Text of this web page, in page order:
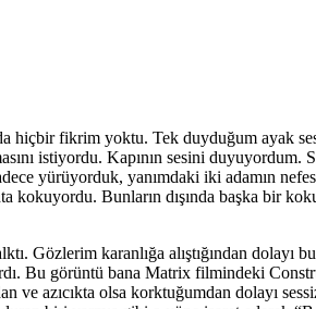
hiçbir fikrim yoktu. Tek duyduğum ayak
istiyordu. Kapının sesini duyuyordum.
yürüyorduk, yanımdaki iki adamın
kokuyordu. Bunların dışında başka bir
Gözlerim karanlığa alıştığından dolayı
Bu görüntü bana Matrix filmindeki
ve azıcıkta olsa korktuğumdan dolayı